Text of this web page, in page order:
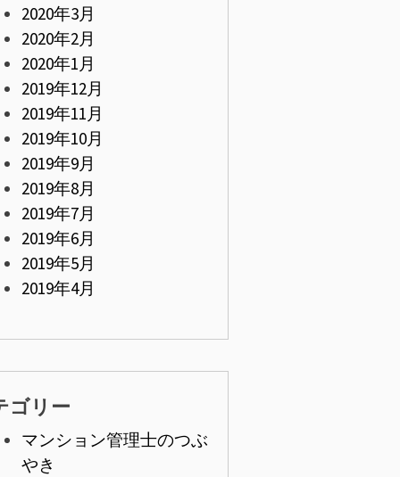
2020年3月
2020年2月
2020年1月
2019年12月
2019年11月
2019年10月
2019年9月
2019年8月
2019年7月
2019年6月
2019年5月
2019年4月
ゴリー
マンション管理士のつぶ
やき